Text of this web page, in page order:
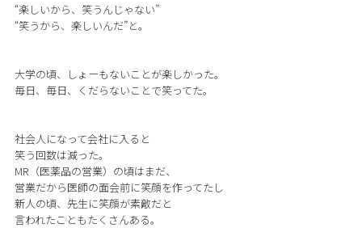
“楽しいから、笑うんじゃない”
“笑うから、楽しいんだ”と。
大学の頃、しょーもないことが楽しかった。
毎日、毎日、くだらないことで笑ってた。
社会人になって会社に入ると
笑う回数は減った。
MR（医薬品の営業）の頃はまだ、
営業だから医師の面会前に笑顔を作ってたし
新人の頃、先生に笑顔が素敵だと
言われたこともたくさんある。